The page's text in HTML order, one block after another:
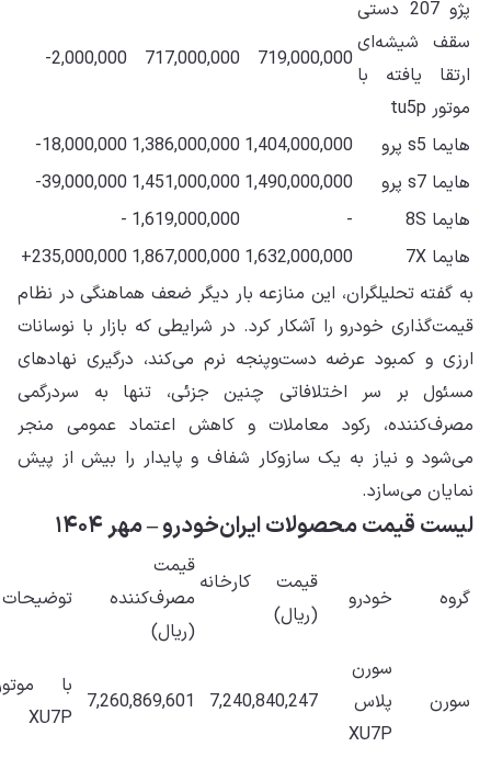
پژو 207 دستی
سقف شیشه‌ای
ارتقا یافته با
موتور tu5p
719,000,000
717,000,000
2,000,000-
هایما s5 پرو 1,404,000,000
1,386,000,000
18,000,000-
هایما s7 پرو
1,490,000,000
1,451,000,000
39,000,000-
هایما 8S
1,619,000,000
-
هایما 7X
1,632,000,000
1,867,000,000
235,000,000+
به گفته تحلیلگران، این منازعه بار دیگر ضعف هماهنگی در نظام
قیمت‌گذاری خودرو را آشکار کرد. در شرایطی که بازار با نوسانات
ارزی و کمبود عرضه دست‌وپنجه نرم می‌کند، درگیری نهادهای
مسئول بر سر اختلافاتی چنین جزئی، تنها به سردرگمی
مصرف‌کننده، رکود معاملات و کاهش اعتماد عمومی منجر
می‌شود و نیاز به یک سازوکار شفاف و پایدار را بیش از پیش
نمایان می‌سازد.
لیست قیمت محصولات ایران‌خودرو – مهر ۱۴۰۴
گروه خودرو
قیمت کارخانه
(ریال)
قیمت
مصرف‌کننده
(ریال)
توضیحات
سورن
سورن
پلاس
XU7P
7,240,840,247
7,260,869,601
با موتور
XU7P